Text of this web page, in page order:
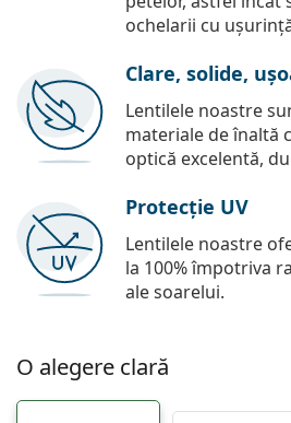
ochelarii cu
Clare, solide,
Lentilele noastre
materiale de înaltă
optică excelentă,
Protecție UV
Lentilele noastre
la 100% împotriva
ale soarelui.
O alegere clară